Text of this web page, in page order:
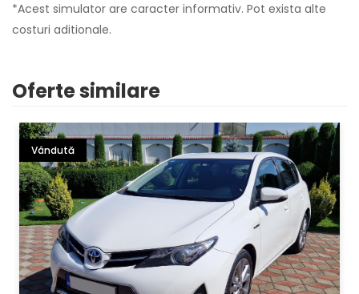
*Acest simulator are caracter informativ. Pot exista alte
costuri aditionale.
Oferte similare
Vândută